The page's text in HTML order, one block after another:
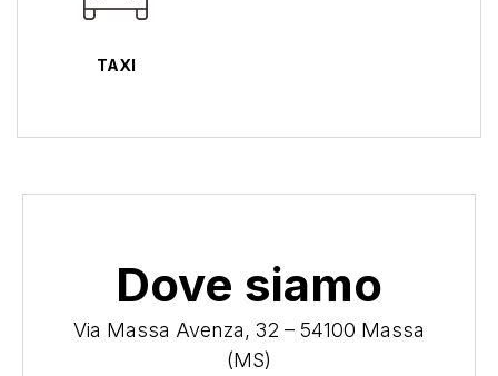
TAXI
Dove siamo
Via Massa Avenza, 32 – 54100 Massa
(MS)